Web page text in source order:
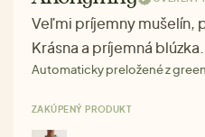
Veľmi príjemny mušelín,
Krásna a príjemná blúzka.
Automaticky preložené z
ZAKÚPENÝ PRODUKT